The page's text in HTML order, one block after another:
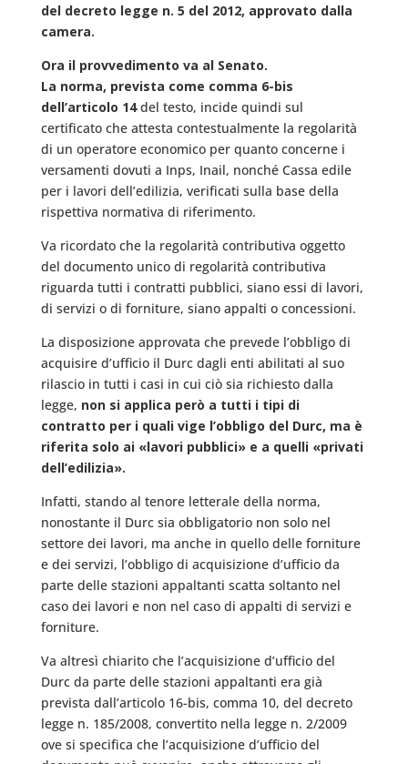
del decreto legge n. 5 del 2012, approvato dalla
camera.
Ora il provvedimento va al Senato.
La norma, prevista come comma 6-bis
dell’articolo 14del testo, incide quindi sul
certificato che attesta contestualmente la regolarità
di un operatore economico per quanto concerne i
versamenti dovuti a Inps, Inail, nonché Cassa edile
per i lavori dell’edilizia, verificati sulla base della
rispettiva normativa di riferimento.
Va ricordato che la regolarità contributiva oggetto
del documento unico di regolarità contributiva
riguarda tutti i contratti pubblici, siano essi di lavori,
di servizi o di forniture, siano appalti o concessioni.
La disposizione approvata che prevede l’obbligo di
acquisire d’ufficio il Durc dagli enti abilitati al suo
rilascio in tutti i casi in cui ciò sia richiesto dalla
legge, non si applica però a tutti i tipi di
contratto per i quali vige l’obbligo del Durc, ma è
riferita solo ai «lavori pubblici» e a quelli «privati
dell’edilizia».
Infatti, stando al tenore letterale della norma,
nonostante il Durc sia obbligatorio non solo nel
settore dei lavori, ma anche in quello delle forniture
e dei servizi, l’obbligo di acquisizione d’ufficio da
parte delle stazioni appaltanti scatta soltanto nel
caso dei lavori e non nel caso di appalti di servizi e
forniture.
Va altresì chiarito che l’acquisizione d’ufficio del
Durc da parte delle stazioni appaltanti era già
prevista dall’articolo 16-bis, comma 10, del decreto
legge n. 185/2008, convertito nella legge n. 2/2009
ove si specifica che l’acquisizione d’ufficio del